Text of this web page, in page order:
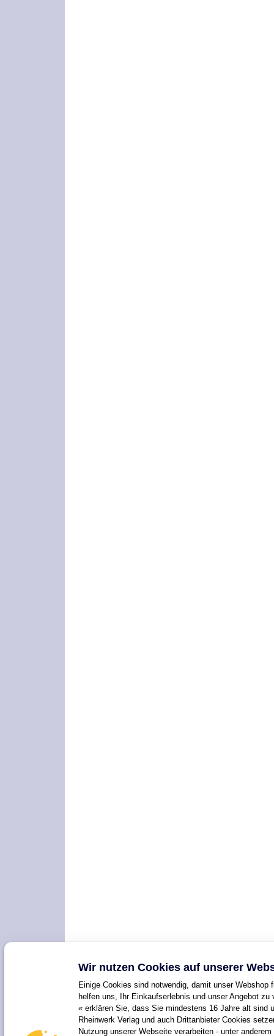
Wir nutzen Cookies auf unserer
Einige Cookies sind notwendig, damit unser Webshop
helfen uns, Ihr Einkaufserlebnis und unser Angebot
« erklären Sie, dass Sie mindestens 16 Jahre alt sind
Rheinwerk Verlag und auch Drittanbieter Cookies
Nutzung unserer Webseite verarbeiten - unter